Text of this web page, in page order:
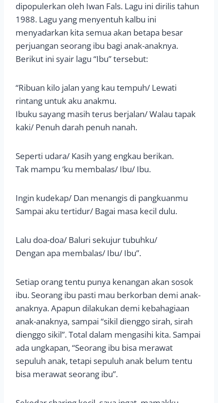
dipopulerkan oleh Iwan Fals. Lagu ini dirilis tahun
1988. Lagu yang menyentuh kalbu ini
menyadarkan kita semua akan betapa besar
perjuangan seorang ibu bagi anak-anaknya.
Berikut ini syair lagu “Ibu” tersebut:
“Ribuan kilo jalan yang kau tempuh/ Lewati
rintang untuk aku anakmu.
Ibuku sayang masih terus berjalan/ Walau tapak
kaki/ Penuh darah penuh nanah.
Seperti udara/ Kasih yang engkau berikan.
Tak mampu ‘ku membalas/ Ibu/ Ibu.
Ingin kudekap/ Dan menangis di pangkuanmu
Sampai aku tertidur/ Bagai masa kecil dulu.
Lalu doa-doa/ Baluri sekujur tubuhku/
Dengan apa membalas/ Ibu/ Ibu”.
Setiap orang tentu punya kenangan akan sosok
ibu. Seorang ibu pasti mau berkorban demi anak-
anaknya. Apapun dilakukan demi kebahagiaan
anak-anaknya, sampai “sikil dienggo sirah, sirah
dienggo sikil”. Total dalam mengasihi kita. Sampai
ada ungkapan, “Seorang ibu bisa merawat
sepuluh anak, tetapi sepuluh anak belum tentu
bisa merawat seorang ibu”.